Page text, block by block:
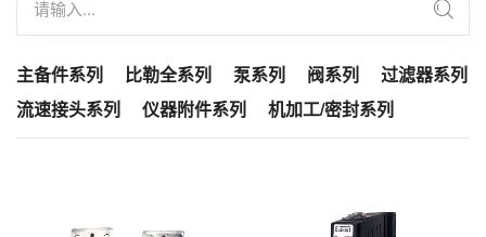
主备件系列 比勒全系列 泵系列 阀系列
过滤器系列
流速接头系列
仪器附件系列 机加工/密封系列